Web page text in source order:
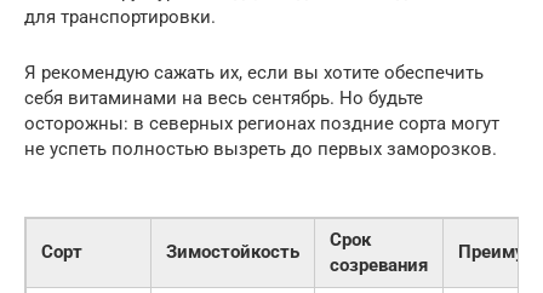
для транспортировки.
Я рекомендую сажать их, если вы хотите обеспечить
себя витаминами на весь сентябрь. Но будьте
осторожны: в северных регионах поздние сорта могут
не успеть полностью вызреть до первых заморозков.
Сорт Зимостойкость
Срок
созревания